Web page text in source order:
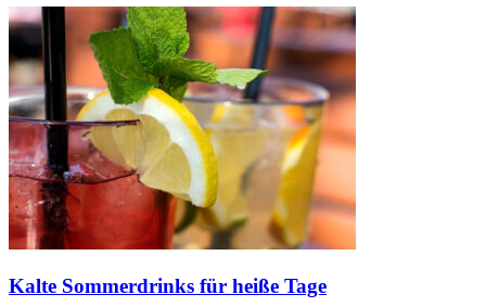
Kalte Sommerdrinks für heiße Tage